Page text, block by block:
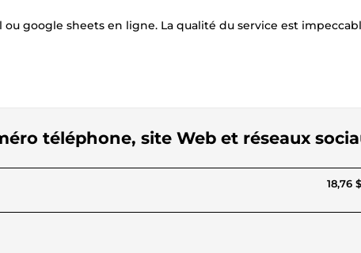
google sheets en ligne. La qualité du service est
téléphone, site Web et réseaux
18,76